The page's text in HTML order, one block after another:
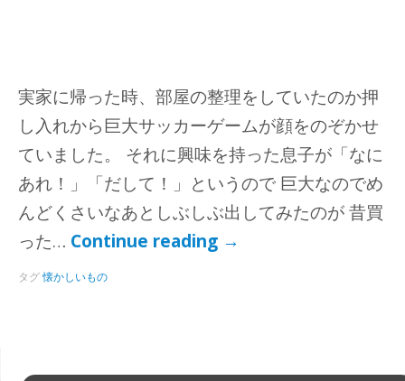
実家に帰った時、部屋の整理をしていたのか押
し入れから巨大サッカーゲームが顔をのぞかせ
ていました。 それに興味を持った息子が「なに
あれ！」「だして！」というので 巨大なのでめ
んどくさいなあとしぶしぶ出してみたのが 昔買
った… Continue reading →
タグ懐かしいもの